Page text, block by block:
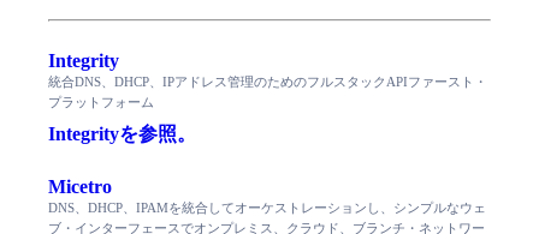
Integrity
統合DNS、DHCP、IPアドレス管理のためのフルスタックAPIファースト・
プラットフォーム
Integrityを参照。
Micetro
DNS、DHCP、IPAMを統合してオーケストレーションし、シンプルなウェ
ブ・インターフェースでオンプレミス、クラウド、ブランチ・ネットワー